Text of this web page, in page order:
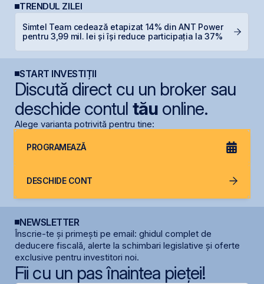
TRENDUL ZILEI
Simtel Team cedează etapizat 14% din ANT Power
pentru 3,99 mil. lei și își reduce participația la 37%
START INVESTIȚII
Discută direct cu un broker sau
deschide contul tăuonline.
Alege varianta potrivită pentru tine:
PROGRAMEAZĂ
DESCHIDE CONT
NEWSLETTER
Înscrie-te și primești pe email: ghidul complet de
deducere fiscală, alerte la schimbari legislative și oferte
exclusive pentru investitori noi.
Fii cu un pas înaintea pieței!